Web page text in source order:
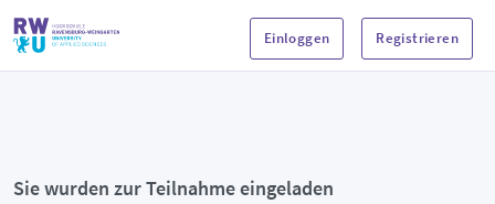
Einloggen Registrieren
Sie wurden zur Teilnahme eingeladen